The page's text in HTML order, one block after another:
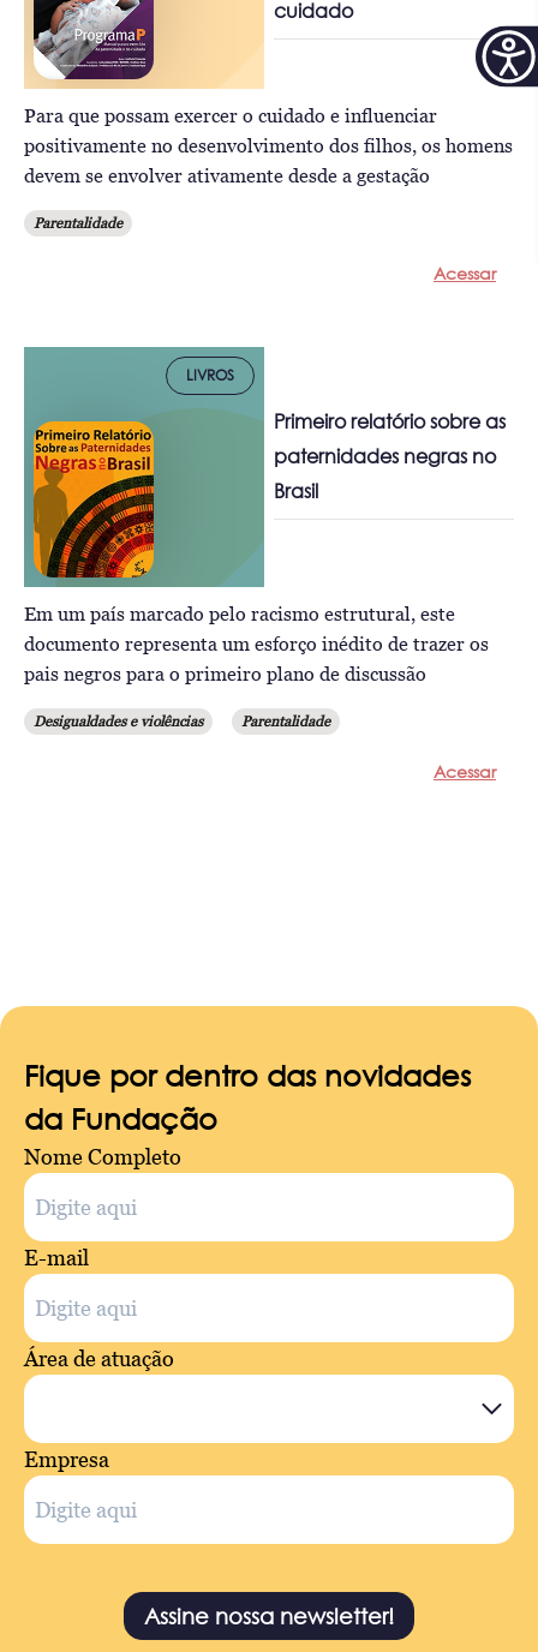
cuidado
Para que possam exercer o cuidado e influenciar
positivamente no desenvolvimento dos filhos, os homens
devem se envolver ativamente desde a gestação
Parentalidade
Acessar
LIVROS
Primeiro relatório sobre as
paternidades negras no
Brasil
Em um país marcado pelo racismo estrutural, este
documento representa um esforço inédito de trazer os
pais negros para o primeiro plano de discussão
Desigualdades e violências Parentalidade
Acessar
Fique por dentro das novidades
da Fundação
Nome Completo
E-mail
Área de atuação
Empresa
Assine nossa newsletter!